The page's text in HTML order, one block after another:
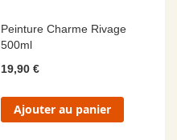
Peinture Charme Rivage
500ml
19,90 €
Ajouter au panier